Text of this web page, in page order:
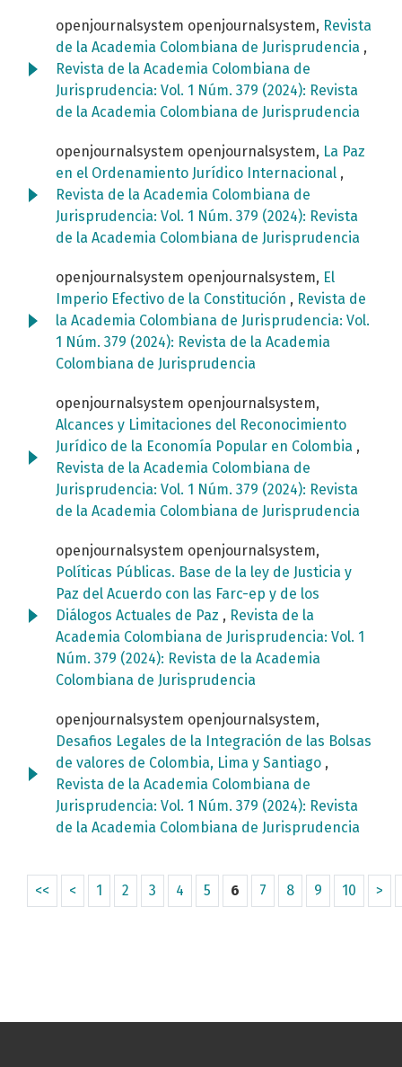
openjournalsystem openjournalsystem, Revista
de la Academia Colombiana de Jurisprudencia ,
Revista de la Academia Colombiana de
Jurisprudencia: Vol. 1 Núm. 379 (2024): Revista
de la Academia Colombiana de Jurisprudencia
openjournalsystem openjournalsystem, La Paz
en el Ordenamiento Jurídico Internacional ,
Revista de la Academia Colombiana de
Jurisprudencia: Vol. 1 Núm. 379 (2024): Revista
de la Academia Colombiana de Jurisprudencia
openjournalsystem openjournalsystem, El
Imperio Efectivo de la Constitución , Revista de
la Academia Colombiana de Jurisprudencia: Vol.
1 Núm. 379 (2024): Revista de la Academia
Colombiana de Jurisprudencia
openjournalsystem openjournalsystem,
Alcances y Limitaciones del Reconocimiento
Jurídico de la Economía Popular en Colombia ,
Revista de la Academia Colombiana de
Jurisprudencia: Vol. 1 Núm. 379 (2024): Revista
de la Academia Colombiana de Jurisprudencia
openjournalsystem openjournalsystem,
Políticas Públicas. Base de la ley de Justicia y
Paz del Acuerdo con las Farc-ep y de los
Diálogos Actuales de Paz , Revista de la
Academia Colombiana de Jurisprudencia: Vol. 1
Núm. 379 (2024): Revista de la Academia
Colombiana de Jurisprudencia
openjournalsystem openjournalsystem,
Desafios Legales de la Integración de las Bolsas
de valores de Colombia, Lima y Santiago ,
Revista de la Academia Colombiana de
Jurisprudencia: Vol. 1 Núm. 379 (2024): Revista
de la Academia Colombiana de Jurisprudencia
<< < 1 2 3 4 5 6 7 8 9 10 >